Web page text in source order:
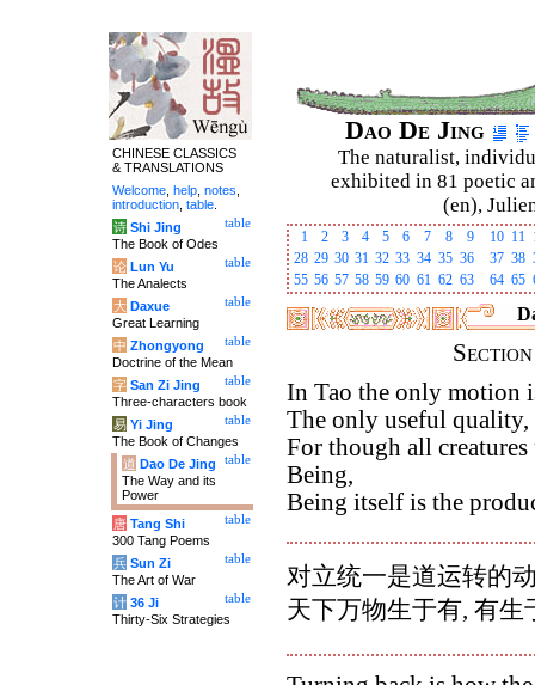
Dao De Jing
The naturalist,
exhibited in 81 poetic
(en),
1 2 3 4 5 6 7 8 9 10 11
28 29 30 31 32 33 34 35 36 37 38
55 56 57 58 59 60 61 62 63 64 65
In Tao the only motion
The only useful quality,
For though all
Being,
Being itself is the
对立统一是道运转的
天下万物生于有, 有生
CHINESE CLASSICS
& TRANSLATIONS
Welcome help notes
introduction table
table
诗 Shi Jing
The Book of Odes
table
论 Lun Yu
The Analects
table
大 Daxue
Great Learning
table
中 Zhongyong
Doctrine of the Mean
table
字 San Zi Jing
Three-characters book
table
易 Yi Jing
The Book of Changes
table
道 Dao De Jing
The Way and its
Power
table
唐 Tang Shi
300 Tang Poems
table
兵 Sun Zi
The Art of War
table
计 36 Ji
Thirty-Six Strategies